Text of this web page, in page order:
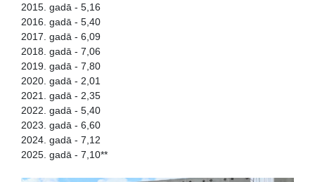
2015. gadā - 5,16
2016. gadā - 5,40
2017. gadā - 6,09
2018. gadā - 7,06
2019. gadā - 7,80
2020. gadā - 2,01
2021. gadā - 2,35
2022. gadā - 5,40
2023. gadā - 6,60
2024. gadā - 7,12
2025. gadā - 7,10**